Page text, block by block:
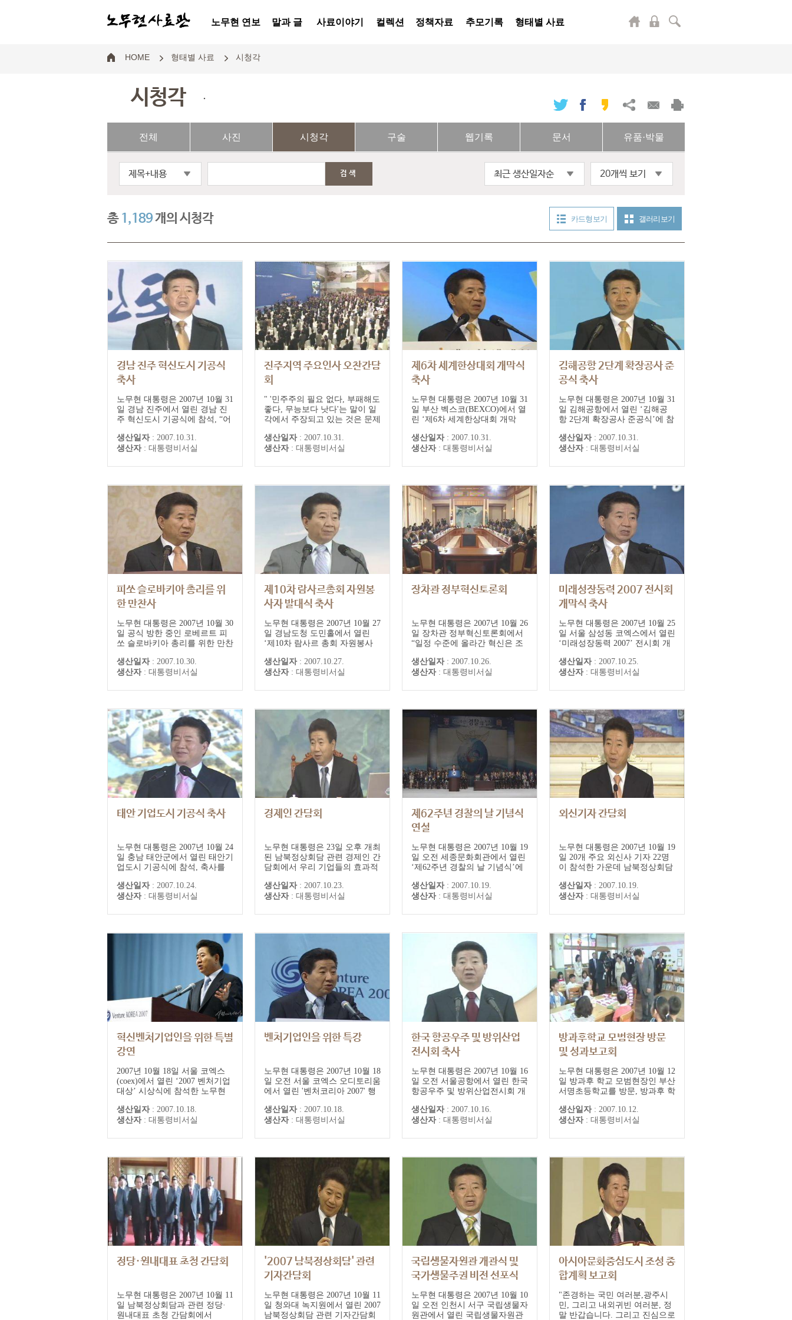
노무현 연보 말과 글 사료이야기 컬렉션 정책자료 추모기록 형태별 사료
HOME 형태별 사료 시청각
시청각 .
전체 사진 시청각 구술 웹기록 문서 유품·박물
제목+내용 검색 최근 생산일자순 20개씩 보기
총1,189개의 시청각 카드형 보기 갤러리 보기
경남 진주 혁신도시 기공식
축사
노무현 대통령은 2007년 10월 31
일 경남 진주에서 열린 경남 진
주 혁신도시 기공식에 참석, “어
리게 되면 수도권을 제외한 모든
지방이 큰 손해를 보게 돼 있다.
더욱 심화될 수밖에 없다”고 말
생산일자 : 2007.10.31.
생산자 : 대통령비서실
진주지역 주요인사 오찬간담
회
" '민주주의 필요 없다, 부패해도
좋다, 무능보다 낫다'는 말이 일
각에서 주장되고 있는 것은 문제
왔던 모든 가치가 모욕당하고 있
는 것이기 때문입니다. 정의에
이고, 그렇게 되면 내가 역사 앞
주주의에 대한 요구가 사라지고
생산일자 : 2007.10.31.
생산자 : 대통령비서실
제6차 세계한상대회 개막식
축사
노무현 대통령은 2007년 10월 31
일 부산 벡스코(BEXCO)에서 열
린 ‘제6차 세계한상대회 개막
념은 독일 통일을 보고 만들어진
것”이라면서 “독일하고 우리는
것”이라고 말했다. 노 대통령은
리경제에 위험 요소가 높게 평가
되고 그만큼 우리가 손해를 본
다”면서...
생산일자 : 2007.10.31.
생산자 : 대통령비서실
김해공항 2단계 확장공사 준
공식 축사
노무현 대통령은 2007년 10월 31
일 김해공항에서 열린 ‘김해공
항 2단계 확장공사 준공식’에 참
이 더 큰 경쟁력을 갖고 지역경
제에 실질적인 도움을 주기 위해
다'며 '지금 진행되고 있는 부산~
항을 경유하는 김해~사상 간 경
전철 사업 등이 차질 없이 이루
생산일자 : 2007.10.31.
생산자 : 대통령비서실
피쏘 슬로바키아 총리를 위
한 만찬사
노무현 대통령은 2007년 10월 30
일 공식 방한 중인 로베르트 피
쏘 슬로바키아 총리를 위한 만찬
결과에 대해 만족스러움을 표명
하고 '교역과 투자는 물론, 과학
한 분야에서의 협력이 한층 더
다.
생산일자 : 2007.10.30.
생산자 : 대통령비서실
제10차 람사르총회 자원봉
사자 발대식 축사
노무현 대통령은 2007년 10월 27
일 경남도청 도민홀에서 열린
‘제10차 람사르 총회 자원봉사
은 "참여정부 들어서도 습지의
보전과 생물종 관리에 많은 노력
을 세배 이상 확대하고, 철새 보
를 강화했다"고 말했다.
생산일자 : 2007.10.27.
생산자 : 대통령비서실
장차관 정부혁신토론회
노무현 대통령은 2007년 10월 26
일 장차관 정부혁신토론회에서
“일정 수준에 올라간 혁신은 조
있다”면서 “공직자들과 여러분
들이 손발을 맞춰 좀 더 열심히
승화시킬 수 있지 않을까 하는
려 오늘 자리를 만들었다”고 토
론회를 열게 된 배경을 설명했
다. 노 대통령...
생산일자 : 2007.10.26.
생산자 : 대통령비서실
미래성장동력 2007 전시회
개막식 축사
노무현 대통령은 2007년 10월 25
일 서울 삼성동 코엑스에서 열린
‘미래성장동력 2007’ 전시회 개
"참여정부는 과학기술 혁신을
첫 번째 국가발전전략으로 삼아
했다.
생산일자 : 2007.10.25.
생산자 : 대통령비서실
태안 기업도시 기공식 축사
노무현 대통령은 2007년 10월 24
일 충남 태안군에서 열린 태안기
업도시 기공식에 참석, 축사를
다”면서 “기업을 긍정적으로 인
정하자”고 말했다. 노 대통령은
나 벌지 모르지만 그 기업이 안
없는 일을 지금 이룰 수 있게 됐
다”면서 “기업이 잘 돼야 그 돈
생산일자 : 2007.10.24.
생산자 : 대통령비서실
경제인 간담회
노무현 대통령은 23일 오후 개최
된 남북정상회담 관련 경제인 간
담회에서 우리 기업들의 효과적
통일부·국정원 등 정부가 가지
고 있는 정보를 제공하기 위한
다.노 대통령은 “통행의 자유, 사
으며, 정치권력이 하나로 되는
엄격한 의미의...
생산일자 : 2007.10.23.
생산자 : 대통령비서실
제62주년 경찰의 날 기념식
연설
노무현 대통령은 2007년 10월 19
일 오전 세종문화회관에서 열린
‘제62주년 경찰의 날 기념식’에
전문 전국의 경찰관 여러분,그리
고 전경과 의경 여러분,국립경찰
께 축하합니다.지금 이 시각에도
러분의 노고를 치하합니다. 여러
생산일자 : 2007.10.19.
생산자 : 대통령비서실
외신기자 간담회
노무현 대통령은 2007년 10월 19
일 20개 주요 외신사 기자 22명
이 참석한 가운데 남북정상회담
서 평화체제로 이행과 관련해 남
침 등에 대한 북한의 사죄가 선
리가 사죄를 받아야 한다고 하는
면 평화체제로 가지 않아야 된다
는 말이냐’, ‘당신은 사죄를 받을
수...
생산일자 : 2007.10.19.
생산자 : 대통령비서실
혁신벤처기업인을 위한 특별
강연
2007년 10월 18일 서울 코엑스
(coex)에서 열린 ‘2007 벤처기업
대상’ 시상식에 참석한 노무현
로 강연하는 자리를 가졌습니다.
이날 강연에서 노 대통령은 “‘기
세상’은 만날 수 없나”라는 질문
국가의 역할, 민주주의, 진보주
의와 보수주의 등에 대해 설...
생산일자 : 2007.10.18.
생산자 : 대통령비서실
벤처기업인을 위한 특강
노무현 대통령은 2007년 10월 18
일 오전 서울 코엑스 오디토리움
에서 열린 '벤처코리아 2007' 행
대상으로 특별강연을 했다.
생산일자 : 2007.10.18.
생산자 : 대통령비서실
한국 항공우주 및 방위산업
전시회 축사
노무현 대통령은 2007년 10월 16
일 오전 서울공항에서 열린 한국
항공우주 및 방위산업전시회 개
"빈손으로 출발해 세계 최고의
제조업 경쟁력을 일궈낸 저력과
수한 과학기술인력과 첨단IT인
력이 될 것"이라고 말했다.
생산일자 : 2007.10.16.
생산자 : 대통령비서실
방과후학교 모범현장 방문
및 성과보고회
노무현 대통령은 2007년 10월 12
일 방과후 학교 모범현장인 부산
서명초등학교를 방문, 방과후 학
보고회에서 "기본적인 목표이자
핵심은 공교육을 되살리는
과 공교육 환경을 바꿔줘야 한
육 환경 변화의 일환이자 성과로
방과후 학교 정책을 평가하며 이
렇게 말했다....
생산일자 : 2007.10.12.
생산자 : 대통령비서실
정당·원내대표 초청 간담회
노무현 대통령은 2007년 10월 11
일 남북정상회담과 관련 정당·
원내대표 초청 간담회에서
'2007 남북정상회담' 관련
기자간담회
노무현 대통령은 2007년 10월 11
일 청와대 녹지원에서 열린 2007
남북정상회담 관련 기자간담회
국립생물자원관 개관식 및
국가생물주권 비전 선포식
축사
노무현 대통령은 2007년 10월 10
일 오전 인천시 서구 국립생물자
원관에서 열린 국립생물자원관
아시아문화중심도시 조성 종
합계획 보고회
"존경하는 국민 여러분,광주시
민, 그리고 내외귀빈 여러분, 정
말 반갑습니다. 그리고 진심으로